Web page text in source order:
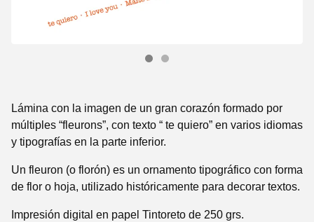
Lámina con la imagen de un gran corazón formado por
múltiples “fleurons”, con texto “ te quiero” en varios idiomas
y tipografías en la parte inferior.
Un fleuron (o florón) es un ornamento tipográfico con forma
de flor o hoja, utilizado históricamente para decorar textos.
Impresión digital en papel Tintoreto de 250 grs.